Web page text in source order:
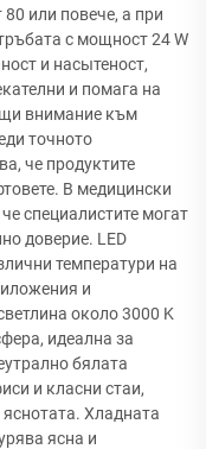
или повече, а при
с мощност 24 W
и насытеност,
и помага на
внимание към
точното
че продуктите
В медицински
специалистите могат
доверие. LED
температури на
и
около 3000 K
идеална за
бялата
и класни стаи,
Хладната
ясна и